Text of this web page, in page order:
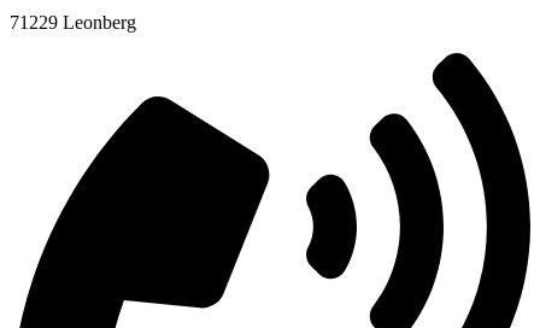
71229 Leonberg